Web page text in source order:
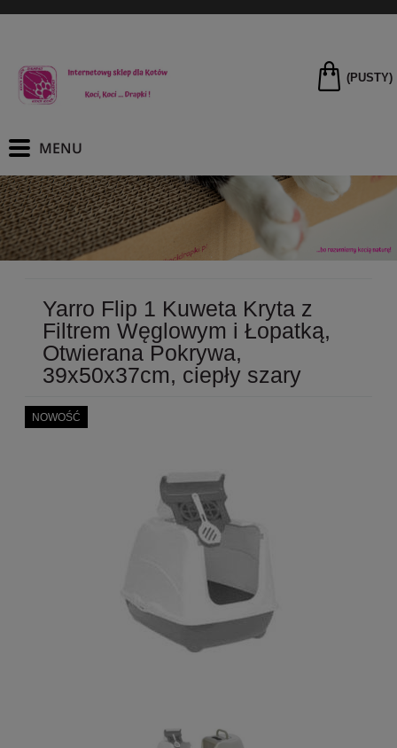
(PUSTY)
Yarro Flip 1 Kuweta Kryta z
Filtrem Węglowym i Łopatką,
Otwierana Pokrywa,
39x50x37cm, ciepły szary
NOWOŚĆ